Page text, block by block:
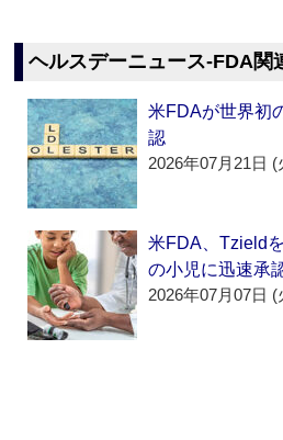
ヘルスデーニュース‐FDA関
米FDAが世界初
認
2026年07月21日 (
米FDA、Tzield
の小児に迅速承
2026年07月07日 (